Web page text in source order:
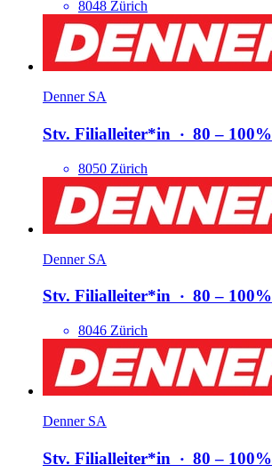
8048 Zürich
Denner SA
Stv. Filialleiter*​in ‧ 80 – 100%
8050 Zürich
Denner SA
Stv. Filialleiter*​in ‧ 80 – 100%
8046 Zürich
Denner SA
Stv. Filialleiter*​in ‧ 80 – 100%